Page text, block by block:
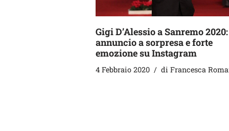
Gigi D’Alessio a Sanremo 2020:
annuncio a sorpresa e forte
emozione su Instagram
4 Febbraio 2020 di Francesca